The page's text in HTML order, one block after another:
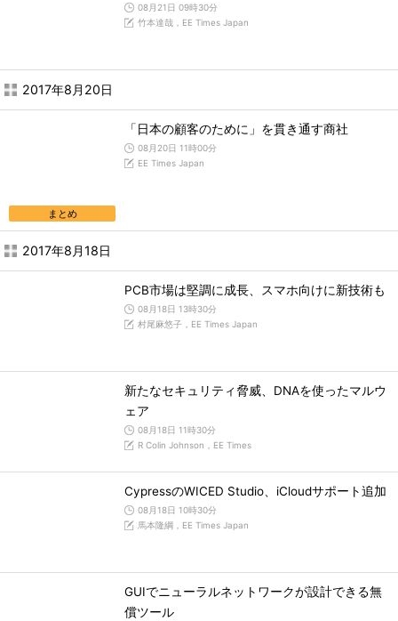
08月21日 09時30分
竹本達哉，EE Times Japan
2017年8月20日
まとめ
「日本の顧客のために」を貫き通す商社
08月20日 11時00分
EE Times Japan
2017年8月18日
PCB市場は堅調に成長、スマホ向けに新技術も
08月18日 13時30分
村尾麻悠子，EE Times Japan
新たなセキュリティ脅威、DNAを使ったマルウ
ェア
08月18日 11時30分
R Colin Johnson，EE Times
CypressのWICED Studio、iCloudサポート追加
08月18日 10時30分
馬本隆綱，EE Times Japan
GUIでニューラルネットワークが設計できる無
償ツール